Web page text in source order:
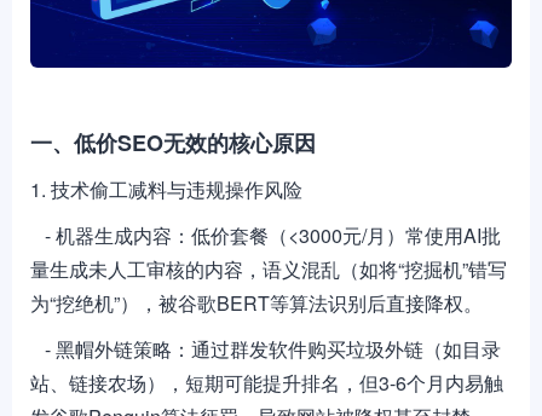
一、低价SEO无效的核心原因
1. 技术偷工减料与违规操作风险
- 机器生成内容：低价套餐（<3000元/月）常使用AI批
量生成未人工审核的内容，语义混乱（如将“挖掘机”错写
为“挖绝机”），被谷歌BERT等算法识别后直接降权。
- 黑帽外链策略：通过群发软件购买垃圾外链（如目录
站、链接农场），短期可能提升排名，但3-6个月内易触